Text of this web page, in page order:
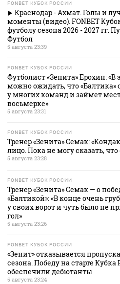
FONBET КУБОК РОССИИ
Краснодар - Ахмат. Голы и
моменты (видео). FONBET
футболу сезона 2026 - 2027 гг.
Футбол
5 августа 23:39
FONBET КУБОК РОССИИ
Футболист «Зенита» Ерохин: «В
можно ожидать, что «Балтика»
у многих команд и займет
восьмерке»
5 августа 23:31
FONBET КУБОК РОССИИ
Тренер «Зенита» Семак:
лицо. Пока не могу сказать,
5 августа 23:28
FONBET КУБОК РОССИИ
Тренер «Зенита» Семак — о
«Балтикой»: «В конце очень
у своих ворот и чуть было не
гол»
5 августа 23:26
FONBET КУБОК РОССИИ
«Зенит» отказывается
сезона. Победу на старте Кубка
обеспечили дебютанты
5 августа 23:24